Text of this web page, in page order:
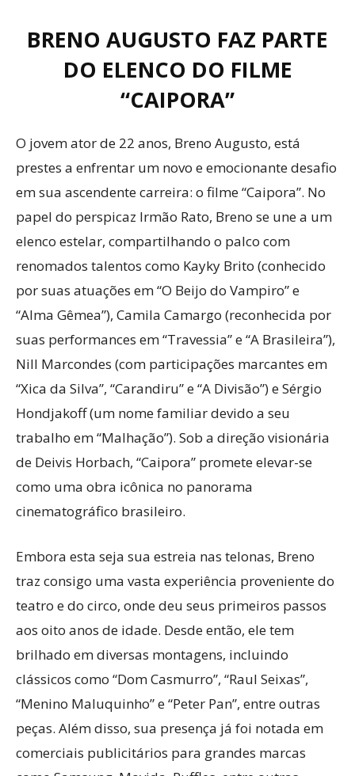
BRENO AUGUSTO FAZ PARTE
DO ELENCO DO FILME
“CAIPORA”
O jovem ator de 22 anos, Breno Augusto, está
prestes a enfrentar um novo e emocionante desafio
em sua ascendente carreira: o filme “Caipora”. No
papel do perspicaz Irmão Rato, Breno se une a um
elenco estelar, compartilhando o palco com
renomados talentos como Kayky Brito (conhecido
por suas atuações em “O Beijo do Vampiro” e
“Alma Gêmea”), Camila Camargo (reconhecida por
suas performances em “Travessia” e “A Brasileira”),
Nill Marcondes (com participações marcantes em
“Xica da Silva”, “Carandiru” e “A Divisão”) e Sérgio
Hondjakoff (um nome familiar devido a seu
trabalho em “Malhação”). Sob a direção visionária
de Deivis Horbach, “Caipora” promete elevar-se
como uma obra icônica no panorama
cinematográfico brasileiro.
Embora esta seja sua estreia nas telonas, Breno
traz consigo uma vasta experiência proveniente do
teatro e do circo, onde deu seus primeiros passos
aos oito anos de idade. Desde então, ele tem
brilhado em diversas montagens, incluindo
clássicos como “Dom Casmurro”, “Raul Seixas”,
“Menino Maluquinho” e “Peter Pan”, entre outras
peças. Além disso, sua presença já foi notada em
comerciais publicitários para grandes marcas